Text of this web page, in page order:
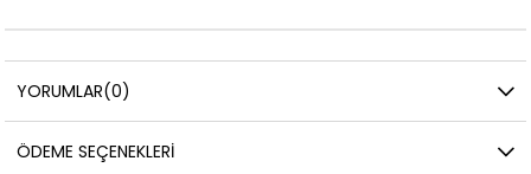
YORUMLAR(0)
ÖDEME SEÇENEKLERI